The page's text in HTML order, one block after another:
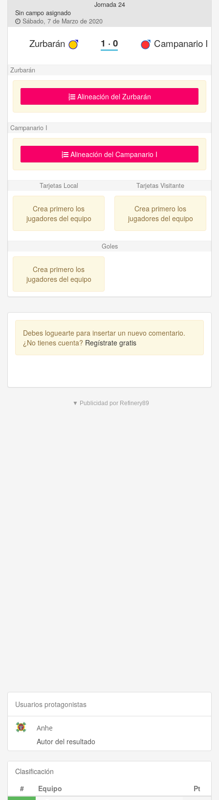
Jornada 24
Sin campo asignado
Sábado, 7 de Marzo de 2020
Zurbarán 1 ·0 Campanario I
Zurbarán
Alineación del Zurbarán
Campanario I
Alineación del Campanario I
Tarjetas Local Tarjetas Visitante
Crea primero los
jugadores del equipo
Crea primero los
jugadores del equipo
Goles
Crea primero los
jugadores del equipo
Debes loguearte para insertar un nuevo comentario.
¿No tienes cuenta? Regístrate gratis
▼ Publicidad por Refinery89
Usuarios protagonistas
Anhe
Autor del resultado
Clasificación
#
Equipo
Pt